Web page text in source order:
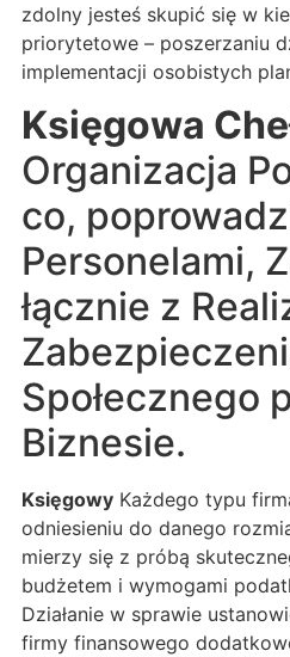
zdolny jesteś skupić się w
priorytetowe – poszerzaniu
implementacji osobistych
Księgowa
Organizacja
co,
Personelami,
łącznie z
Społecznego
Biznesie.
Księgowy Każdego typu
odniesieniu do danego
mierzy się z próbą
budżetem i wymogami
Działanie w sprawie
firmy finansowego